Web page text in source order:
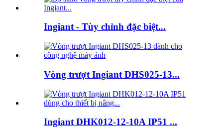
Ingiant - Tùy chỉnh đặc biệt...
Vòng trượt Ingiant DHS025-13...
Ingiant DHK012-12-10A IP51 ...